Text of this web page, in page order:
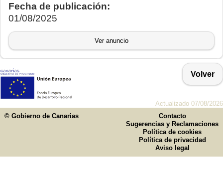
Fecha de publicación:
01/08/2025
Ver anuncio
Volver
Actualizado 07/08/2026
© Gobierno de Canarias
Contacto
Sugerencias y Reclamaciones
Política de cookies
Política de privacidad
Aviso legal